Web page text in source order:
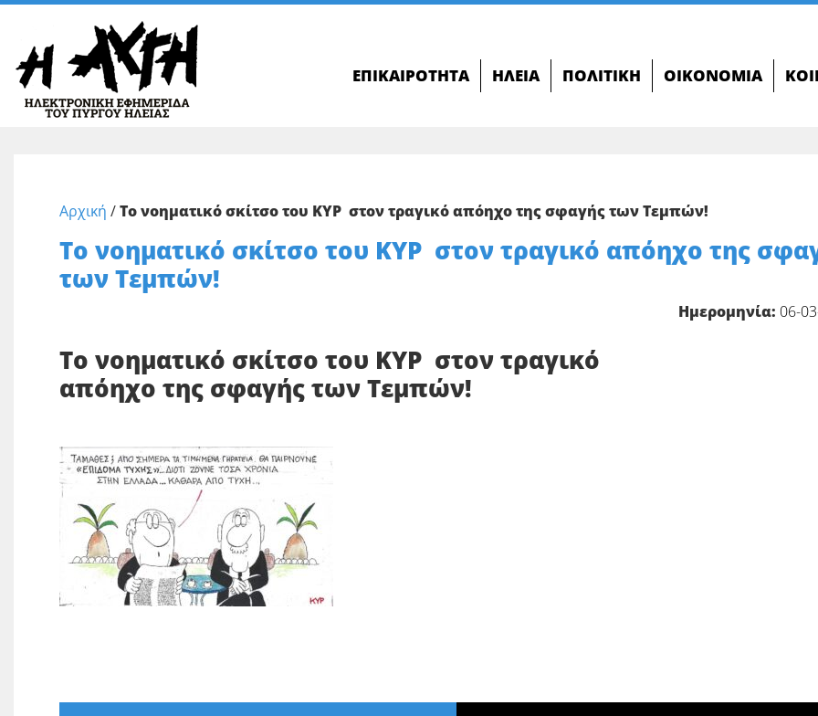
ΕΠΙΚΑΙΡΌΤΗΤΑ ΗΛΕΊΑ ΠΟΛΙΤΙΚΉ ΟΙΚΟΝΟΜΊΑ
Αρχική /Το νοηματικό σκίτσο του ΚΥΡ στον τραγικό απόηχο της σφαγής των Τεμπών!
Το νοηματικό σκίτσο του ΚΥΡ στον τραγικό απόηχο της
των Τεμπών!
Ημερομηνία: 06-
Το νοηματικό σκίτσο του ΚΥΡ στον τραγικό
απόηχο της σφαγής των Τεμπών!